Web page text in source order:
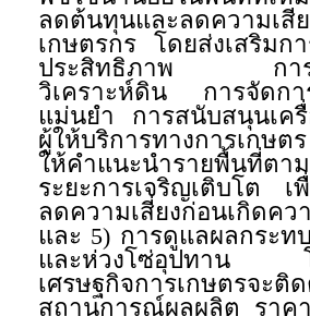
ลดต้นทุนและลดความเสี
เกษตรกร โดยส่งเสริมก
ประสิทธิภาพ การใ
วิเคราะห์ดิน การจัดกา
แม่นยำ การสนับสนุนเครื่
ผู้ให้บริการทางการเกษ
ให้คำแนะนำรายพื้นที่ตา
ระยะการเจริญเติบโต เ
ลดความเสี่ยงก่อนเกิดคว
และ 5) การดูแลผลกระท
และห่วงโซ่อุปทาน โ
เศรษฐกิจการเกษตรจะติ
สถานการณ์ผลผลิต รา